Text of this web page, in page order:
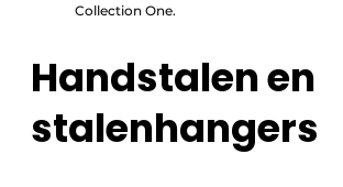
Collection One.
Handstalen en
stalenhangers